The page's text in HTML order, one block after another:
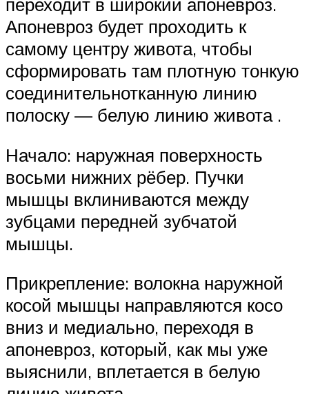
Апоневроз будет проходить к
самому центру живота, чтобы
сформировать там плотную тонкую
соединительнотканную линию
полоску — белую линию живота .
Начало: наружная поверхность
восьми нижних рёбер. Пучки
мышцы вклиниваются между
зубцами передней зубчатой
мышцы.
Прикрепление: волокна наружной
косой мышцы направляются косо
вниз и медиально, переходя в
апоневроз, который, как мы уже
выяснили, вплетается в белую